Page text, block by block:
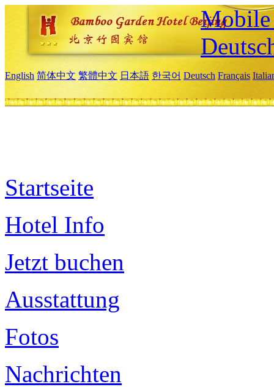
Mobile
English 简体中文 繁體中文 日本語 한국어 Deutsch Français
Startseite
Hotel Info
Jetzt buchen
Ausstattung
Fotos
Nachrichten